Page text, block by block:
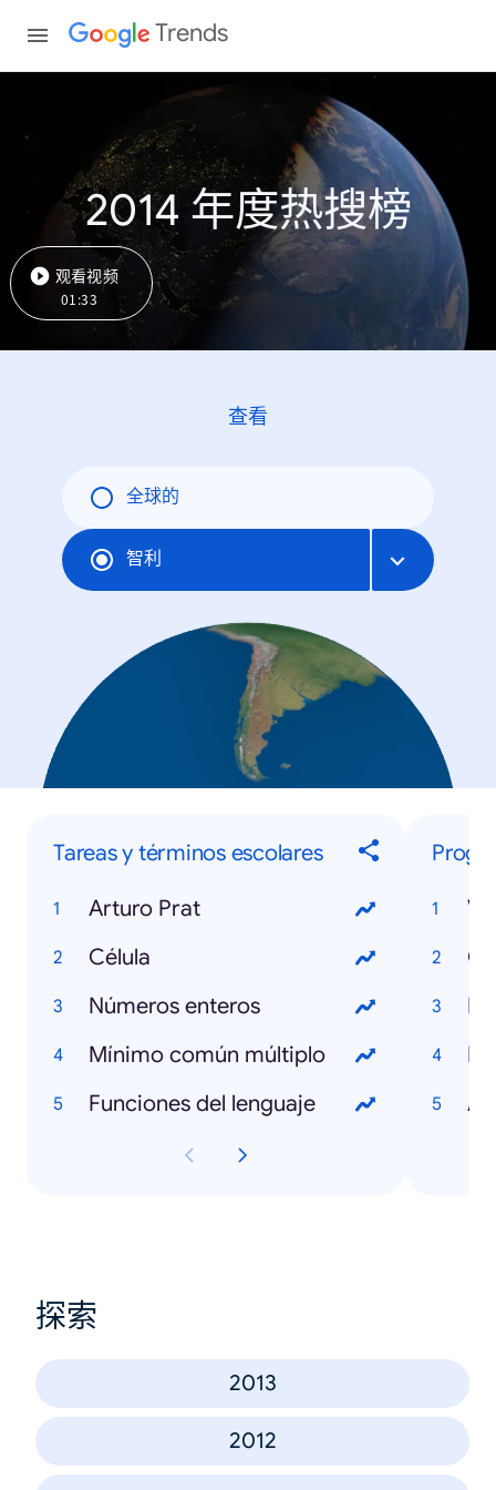
Trends
2014 年度热搜榜
观看视频
01:33
查看
全球的
智利
Tareas y términos escolares
Arturo Prat
Célula
Números enteros
Mínimo común múltiplo
Funciones del lenguaje
探索
2013
2012